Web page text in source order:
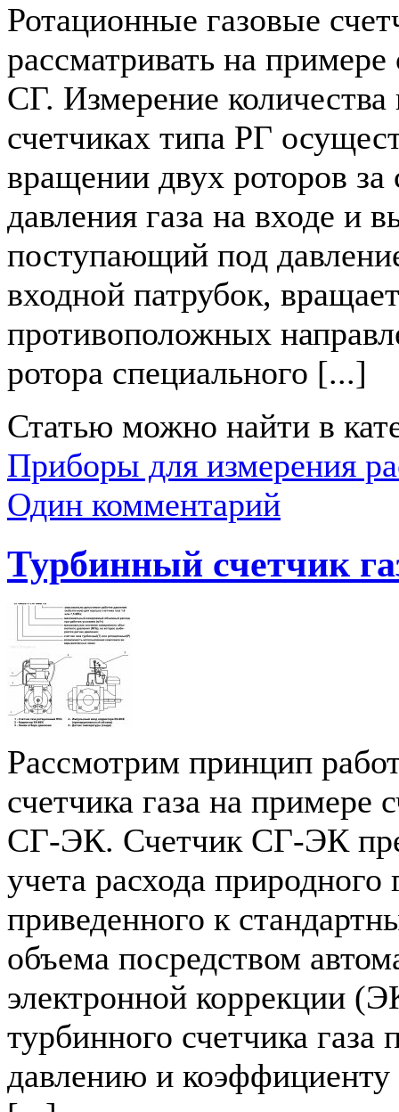
Ротационные газовые
рассматривать на примере
СГ. Измерение количества
счетчиках типа РГ
вращении двух роторов за
давления газа на входе и
поступающий под
входной патрубок,
противоположных
ротора специального [...]
Статью можно найти в
Приборы для измерения
Один комментарий
Турбинный счетчик
Рассмотрим принцип
счетчика газа на примере
СГ-ЭК. Счетчик СГ-ЭК
учета расхода природного
приведенного к
объема посредством
электронной коррекции
турбинного счетчика газа
давлению и